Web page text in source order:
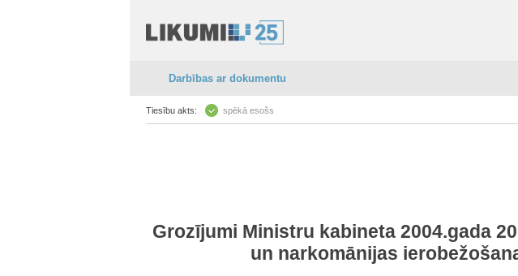
Darbības ar dokumentu
Tiesību akts: spēkā esošs
Grozījumi Ministru kabineta 2004.gada
un narkomānijas